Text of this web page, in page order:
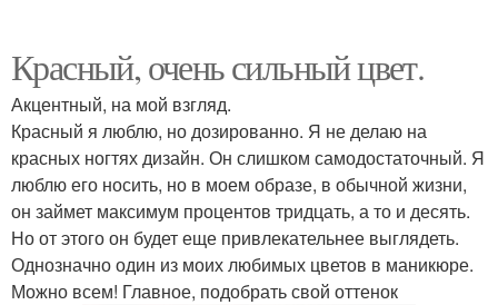
Красный, очень сильный цвет.
Акцентный, на мой взгляд.
Красный я люблю, но дозированно. Я не делаю на
красных ногтях дизайн. Он слишком самодостаточный. Я
люблю его носить, но в моем образе, в обычной жизни,
он займет максимум процентов тридцать, а то и десять.
Но от этого он будет еще привлекательнее выглядеть.
Однозначно один из моих любимых цветов в маникюре.
Можно всем! Главное, подобрать свой оттенок